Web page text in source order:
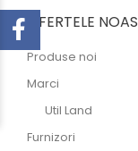
OFERTELE
Produse noi
Marci
Util Land
Furnizori